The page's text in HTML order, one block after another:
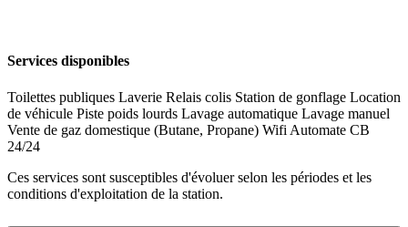
Services disponibles
Toilettes publiques Laverie Relais colis Station de gonflage Location
de véhicule Piste poids lourds Lavage automatique Lavage manuel
Vente de gaz domestique (Butane, Propane) Wifi Automate CB
24/24
Ces services sont susceptibles d'évoluer selon les périodes et les
conditions d'exploitation de la station.